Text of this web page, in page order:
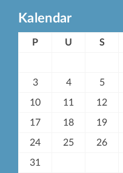
Kalendar
P U S
3 4 5
10 11 12
17 18 19
24 25 26
31